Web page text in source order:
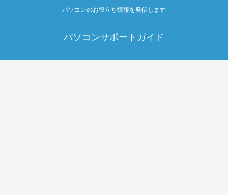
パソコンのお役立ち情報を発信します
パソコンサポートガイド